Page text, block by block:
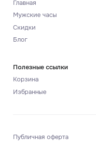
Главная
Мужские часы
Скидки
Блог
Полезные ссылки
Корзина
Избранные
Публичная оферта